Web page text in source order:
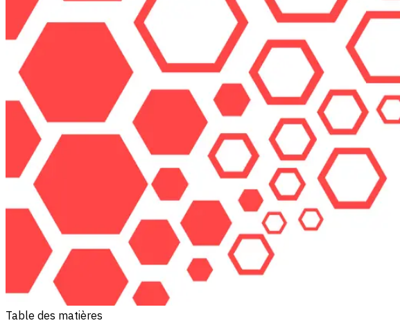
Table des matières